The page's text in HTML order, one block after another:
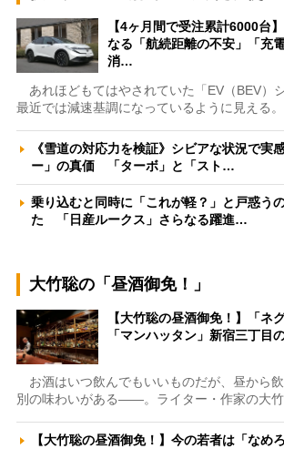
【4ヶ月間で受注累計6000台
なる「航続距離の不安」「充
消…
あれほどもてはやされていた「EV（BEV）
最近では減速基調になっているように見える
《雪道の対応力を検証》シビアな状況で実
ー」の真価 「ターボ」と「スト…
乗り込むと同時に「これが軽？」と戸惑う
た 「日産ルークス」さらなる躍進…
大竹聡の「昼酒御免！」
【大竹聡の昼酒御免！】「ネ
「マンハッタン」新宿三丁目
お酒はいつ飲んでもいいものだが、昼から
別の味わいがある――。ライター・作家の大
【大竹聡の昼酒御免！】今の若者は「なめ